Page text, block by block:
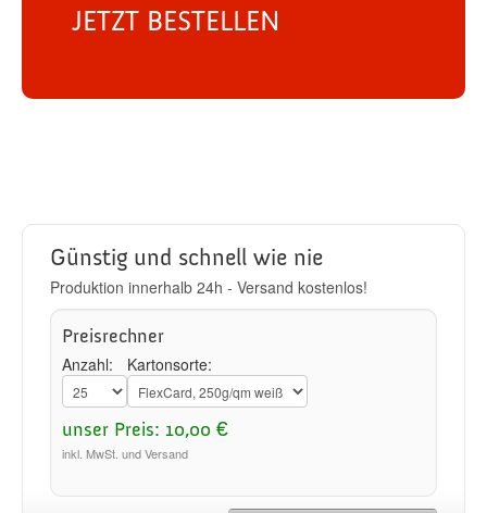
JETZT BESTELLEN
Günstig und schnell wie nie
Produktion innerhalb 24h - Versand kostenlos!
Preisrechner
Anzahl: Kartonsorte:
unser Preis: 10,00 €
inkl. MwSt. und Versand